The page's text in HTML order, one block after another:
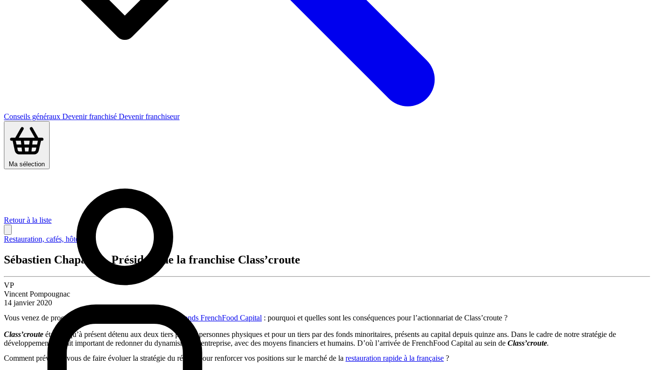
Conseils généraux Devenir franchisé Devenir franchiseur
Ma sélection
Retour à la liste
Restauration, cafés, hôtellerie
Sébastien Chapalain, Président de la franchise Class’croute
VP
Vincent Pompougnac
14 janvier 2020
Vous venez de procéder à une
opération de rachat avec le fonds FrenchFood Capital : pourquoi et quelles sont les conséquences pour l’actionnariat de Class’croute ?
Class’croute était jusqu’à présent détenu aux deux tiers par des personnes physiques et pour un tiers par des fonds minoritaires, présents au capital depuis quinze ans. Dans le cadre de notre stratégie de
développement, il était important de redonner du dynamisme à l’entreprise, avec des moyens financiers et humains. D’où l’arrivée de FrenchFood Capital au sein de Class’croute.
Comment prévoyez-vous de faire évoluer la stratégie du réseau pour renforcer vos positions sur le marché de la restauration rapide à la française ?